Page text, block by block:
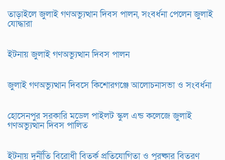
তাড়াইলে জুলাই গণঅভ্যুত্থান দিবস পালন, সংবর্ধনা পেলেন জুলাই
যোদ্ধারা
ইটনায় জুলাই গণঅভ্যুত্থান দিবস পালন
জুলাই গণঅভ্যুত্থান দিবসে কিশোরগঞ্জে আলোচনাসভা ও সংবর্ধনা
হোসেনপুর সরকারি মডেল পাইলট স্কুল এন্ড কলেজে জুলাই
গণঅভ্যুত্থান দিবস পালিত
ইটনায় দুর্নীতি বিরোধী বিতর্ক প্রতিযোগিতা ও পুরষ্কার বিতরণ